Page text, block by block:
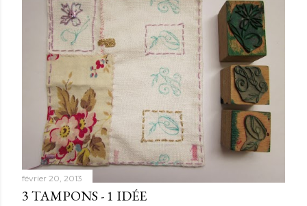
février 20, 2013
3 TAMPONS - 1 IDÉE